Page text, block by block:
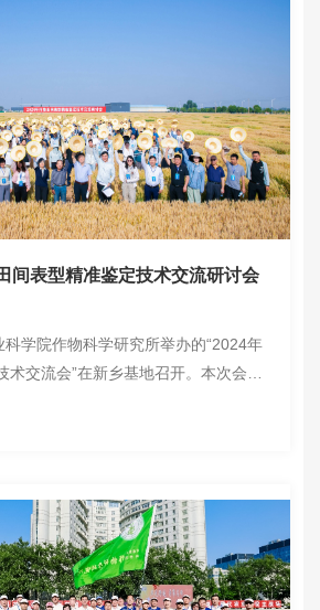
间表型精准鉴定技术交流研讨会
学院作物科学研究所举办的“2024年
术交流会”在新乡基地召开。本次会议
定试验的8600个小区试验，围绕表型
备、表型技术应用和...